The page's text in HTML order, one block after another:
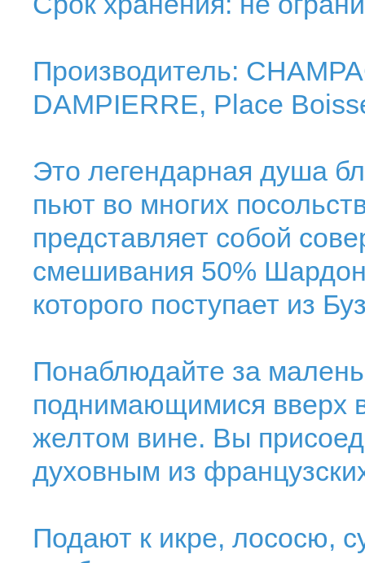
Производитель:
DAMPIERRE, Place
Это легендарная душа
пьют во многих
представляет собой
смешивания 50%
которого поступает из
Понаблюдайте за
поднимающимися вверх
желтом вине. Вы
духовным из
Подают к икре, лососю,